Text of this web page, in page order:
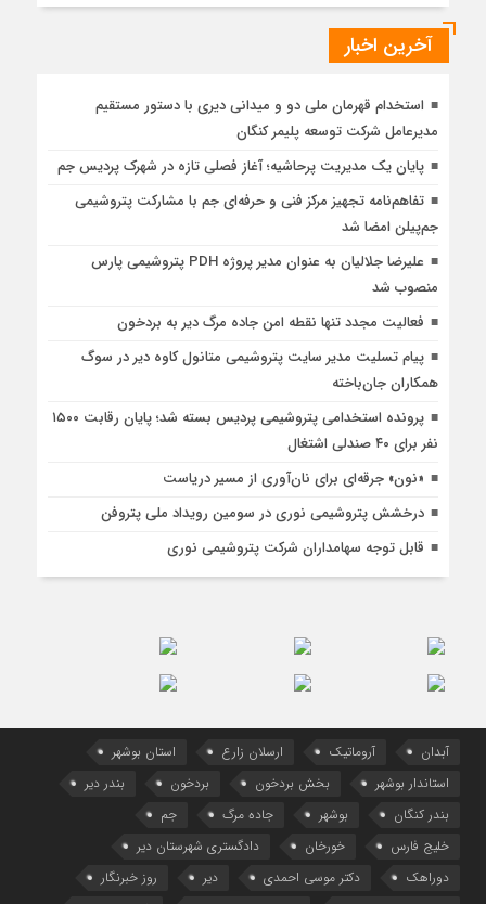
آخرین اخبار
استخدام قهرمان ملی دو و میدانی دیری با دستور مستقیم
مدیرعامل شرکت توسعه پلیمر کنگان
پایان یک مدیریت پرحاشیه؛ آغاز فصلی تازه در شهرک پردیس جم
تفاهم‌نامه تجهیز مرکز فنی و حرفه‌ای جم با مشارکت پتروشیمی
جم‌پیلن امضا شد
علیرضا جلالیان به عنوان مدیر پروژه PDH پتروشیمی پارس
منصوب شد
فعالیت مجدد تنها نقطه امن جاده مرگ دیر به بردخون
پیام تسلیت مدیر سایت پتروشیمی متانول کاوه دیر در سوگ
همکاران جان‌باخته
پرونده استخدامی پتروشیمی پردیس بسته شد؛ پایان رقابت ۱۵۰۰
نفر برای ۴۰ صندلی اشتغال
«نون» جرقه‌ای برای نان‌آوری از مسیر دریاست
درخشش پتروشیمی نوری در سومین رویداد ملی پتروفن
قابل توجه سهامداران شرکت پتروشیمی نوری
آبدان آروماتیک ارسلان زارع
استان بوشهر
استاندار بوشهر
بخش بردخون بردخون
بندر دیر
بندر کنگان
بوشهر جاده مرگ
جم
خلیج فارس
خورخان
دادگستری شهرستان دیر
دوراهک
دکتر موسی احمدی دیر
روز خبرنگار